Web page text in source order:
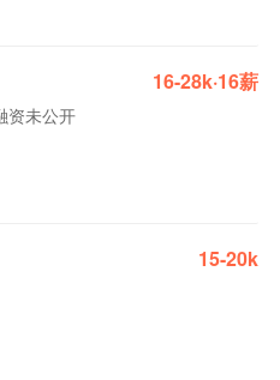
16-28k·16薪
资未公开
15-20k